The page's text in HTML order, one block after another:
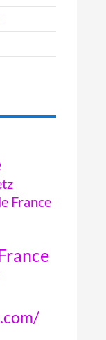
France